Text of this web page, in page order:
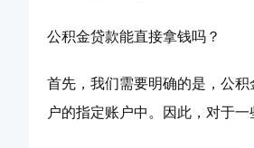
公积金贷款能直接拿钱吗？
首先，我们需要明确的是，公
户的指定账户中。因此，对于